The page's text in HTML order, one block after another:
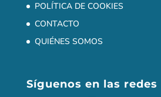
POLÍTICA DE COOKIES
CONTACTO
QUIÉNES SOMOS
Síguenos en las redes